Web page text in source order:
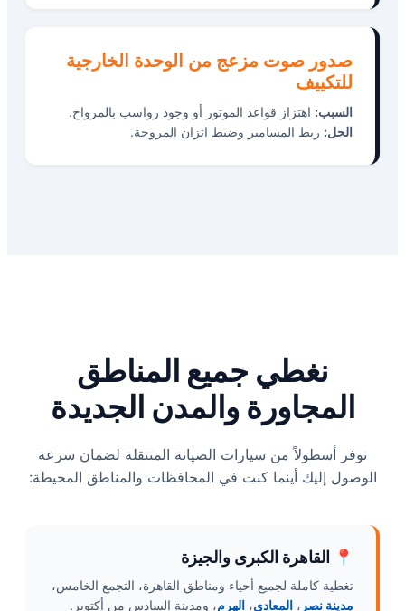
صدور صوت مزعج من الوحدة الخارجية
للتكييف
السبب: اهتزاز قواعد الموتور أو وجود رواسب بالمرواح.
الحل: ربط المسامير وضبط اتزان المروحة.
نغطي جميع المناطق
المجاورة والمدن الجديدة
نوفر أسطولاً من سيارات الصيانة المتنقلة لضمان سرعة
الوصول إليك أينما كنت في المحافظات والمناطق المحيطة:
📍 القاهرة الكبرى والجيزة
تغطية كاملة لجميع أحياء ومناطق القاهرة، التجمع الخامس،
مدينة نصر ، المعادي، الهرم، ومدينة السادس من أكتوبر.